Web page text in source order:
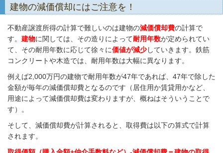
建物の減価償却にはご注意を！
不動産譲渡所得の計算で難しいのは建物の減価償却費の計算で
す。 建物に関しては、その造りによって耐用年数が定められてい
て、その耐用年数に応じて徐々に価値が減少していきます。鉄筋
コンクリートや木造では、耐用年数は大幅に異なります。
例えば2,000万円の建物で耐用年数が47年であれば、47年で除した
金額が毎年の減価償却費となるのです（居住用か賃貸用かなど、
用途によって減価償却費は変わりますが、概ねはそういうことで
す）。
そして、減価償却費が計算されると、取得費は以下の算式で計算
されます。